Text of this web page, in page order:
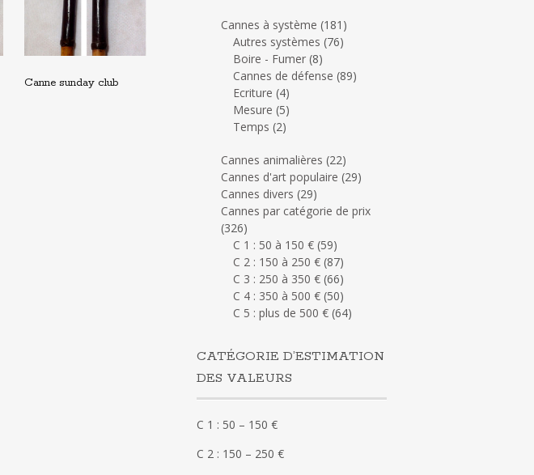
Canne sunday club
Cannes à système (181)
Autres systèmes (76)
Boire - Fumer (8)
Cannes de défense (89)
Ecriture (4)
Mesure (5)
Temps (2)
Cannes animalières (22)
Cannes d'art populaire (29)
Cannes divers (29)
Cannes par catégorie de prix
(326)
C 1 : 50 à 150 € (59)
C 2 : 150 à 250 € (87)
C 3 : 250 à 350 € (66)
C 4 : 350 à 500 € (50)
C 5 : plus de 500 € (64)
CATÉGORIE D’ESTIMATION
DES VALEURS
C 1 : 50 – 150 €
C 2 : 150 – 250 €